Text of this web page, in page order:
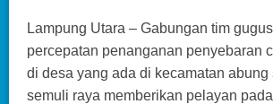
Lampung Utara – Gabungan tim
percepatan penanganan penyebaran
di desa yang ada di kecamatan abung
semuli raya memberikan pelayan